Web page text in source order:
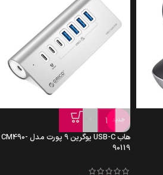
جدید
-
هاب USB-C یوگرین 9 پورت مدل CM490-
90119